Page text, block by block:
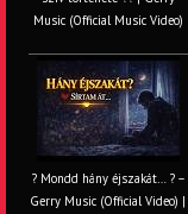
Music (Official Music Video)
? Mondd hány éjszakát… ? –
Gerry Music (Official Video) |